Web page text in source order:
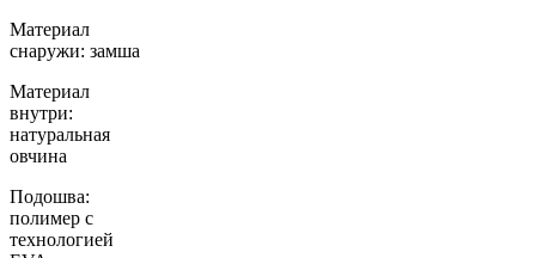
Материал
снаружи: замша
Материал
внутри:
натуральная
овчина
Подошва:
полимер с
технологией